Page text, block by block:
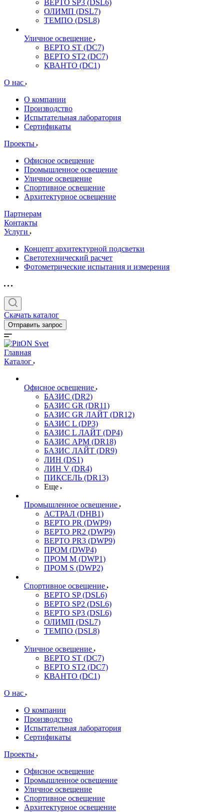
ВЕРТО SP3 (DSL6)
ОЛИМП (DSL7)
ТЕМПО (DSL8)
Уличное освещение
ВЕРТО ST (DC7)
ВЕРТО ST2 (DC7)
КВАНТО (DC1)
О нас
О компании
Производство
Испытательная лаборатория
Сертификаты
Проекты
Офисное освещение
Промышленное освещение
Уличное освещение
Спортивное освещение
Архитектурное освещение
Партнерам
Контакты
Услуги
Концепт архитектурной подсветки
Светотехнический расчет
Фотометрические испытания и измерения
Скачать каталог
Отправить запрос
Главная
Каталог
Офисное освещение
БАЗИС (DR2)
БАЗИС GR (DR11)
БАЗИС GR ЛАЙТ (DR12)
БАЗИС L (DP3)
БАЗИС L ЛАЙТ (DP4)
БАЗИС АРМ (DR18)
БАЗИС ЛАЙТ (DR9)
ЛИН (DS1)
ЛИН V (DR4)
ПИКСЕЛЬ (DR13)
Еще
Промышленное освещение
АСТРАЛ (DHB1)
ВЕРТО PR (DWP9)
ВЕРТО PR2 (DWP9)
ВЕРТО PR3 (DWP9)
ПРОМ (DWP4)
ПРОМ M (DWP1)
ПРОМ S (DWP2)
Спортивное освещение
ВЕРТО SP (DSL6)
ВЕРТО SP2 (DSL6)
ВЕРТО SP3 (DSL6)
ОЛИМП (DSL7)
ТЕМПО (DSL8)
Уличное освещение
ВЕРТО ST (DC7)
ВЕРТО ST2 (DC7)
КВАНТО (DC1)
О нас
О компании
Производство
Испытательная лаборатория
Сертификаты
Проекты
Офисное освещение
Промышленное освещение
Уличное освещение
Спортивное освещение
Архитектурное освещение